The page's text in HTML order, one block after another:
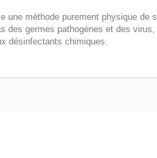
méthode purement physique de
germes pathogènes et des
désinfectants chimiques.